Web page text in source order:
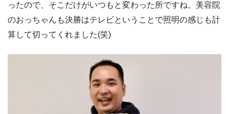
ったので、そこだけがいつもと変わった所ですね。美容院
のおっちゃんも決勝はテレビということで照明の感じも計
算して切ってくれました(笑)